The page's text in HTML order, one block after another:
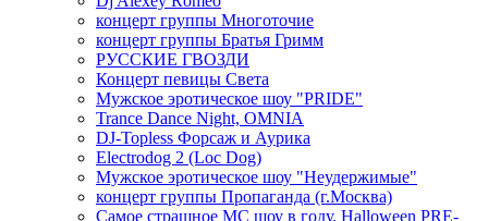
концерт группы Многоточие
концерт группы Братья Гримм
РУССКИЕ ГВОЗДИ
Концерт певицы Света
Мужское эротическое шоу "PRIDE"
Trance Dance Night, OMNIA
DJ-Topless Форсаж и Аурика
Electrodog 2 (Loc Dog)
Мужское эротическое шоу "Неудержимые"
концерт группы Пропаганда (г.Москва)
Самое страшное МС шоу в году. Halloween PRE-